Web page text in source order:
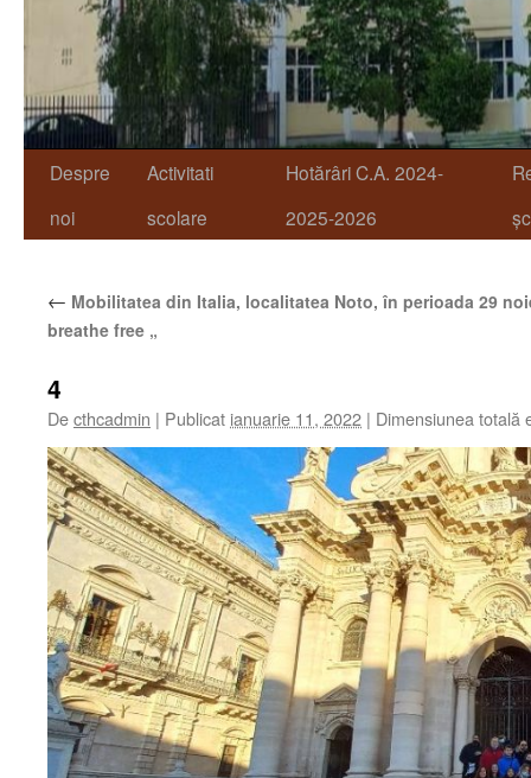
Despre
noi
Activitati
scolare
Hotărâri C.A. 2024-
2025-2026
← Mobilitatea din Italia, localitatea Noto, în perioada 29
breathe free „
4
Decthcadmin | Publicat ianuarie 11, 2022 | Dimensiunea totală